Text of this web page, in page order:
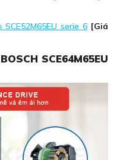
serie 6 [Giá
SCE64M65EU